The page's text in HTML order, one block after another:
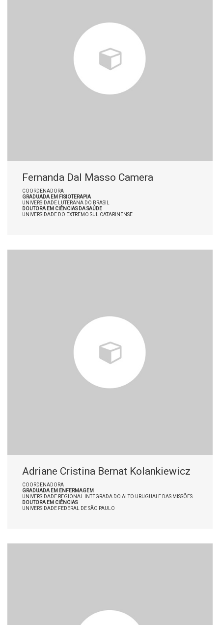
Fernanda Dal Masso Camera
COORDENADORA
GRADUADA EM FISIOTERAPIA
UNIVERSIDADE LUTERANA DO BRASIL
DOUTORA EM CIÊNCIAS DA SAÚDE
UNIVERSIDADE DO EXTREMO SUL CATARINENSE
Adriane Cristina Bernat Kolankiewicz
COORDENADORA
GRADUADA EM ENFERMAGEM
UNIVERSIDADE REGIONAL INTEGRADA DO ALTO URUGUAI E DAS MISSÕES
DOUTORA EM CIÊNCIAS
UNIVERSIDADE FEDERAL DE SÃO PAULO